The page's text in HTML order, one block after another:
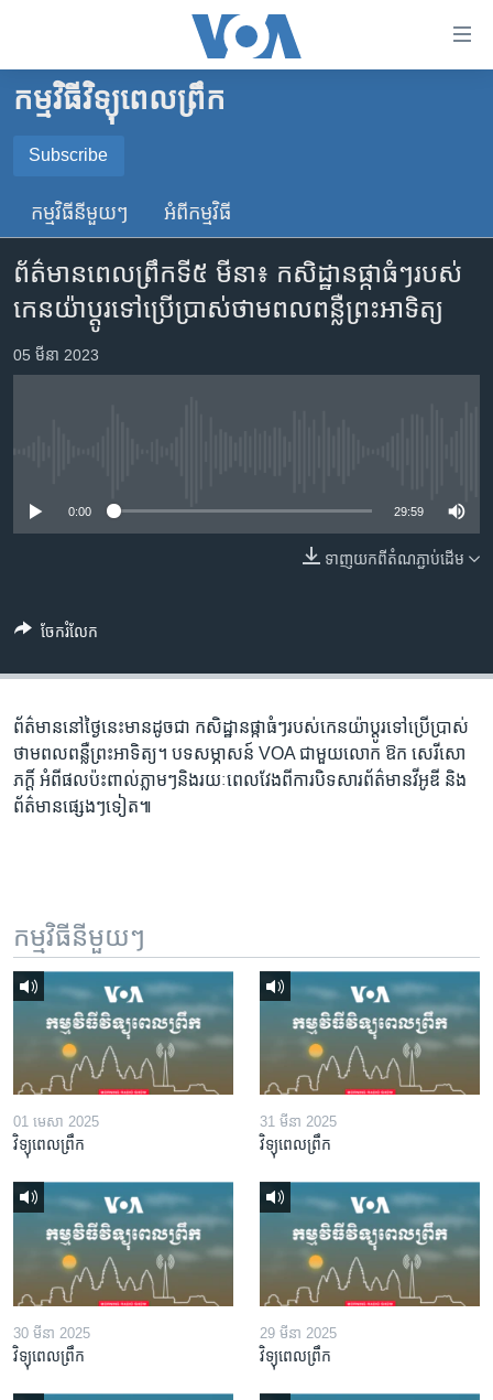
គេហទំព័រ​
ទាក់ទង
រំលង​
ទំព័រ​
ព័ត៌មាន​​
តែ​
រំលង​
សម្ព័ន្ធ​
ទៅ​
ទំព័រ​
រក
កម្ពុជា
អន្តរជាតិ
ចិន
ហេឡូវីអូអេ
កម្ពុជាច្នៃប្រតិដ្ឋ
ព្រឹត្តិការណ៍ព័ត៌មាន
Khmer English
កម្មវិធីវិទ្យុពេលព្រឹក
Subscribe
SUBSCRIBE
YouTube Music
Spotify
កម្មវិធី​នីមួយៗ អំពី​កម្មវិធី​
ព័ត៌មាន​ពេលព្រឹក​ទី៥ មីនា៖ កសិដ្ឋាន​ផ្កា​ធំៗ​របស់​
កេនយ៉ា​ប្តូរ​ទៅ​ប្រើប្រាស់​ថាមពល​ពន្លឺ​ព្រះអាទិត្យ
05 មីនា 2023
0:00 29:59
ទាញ​យក​ពី​តំណភ្ជាប់​ដើម
ចែករំលែក
ព័ត៌មាន​នៅ​ថ្ងៃ​នេះ​មាន​ដូចជា​ កសិដ្ឋាន​ផ្កា​ធំៗ​របស់​កេនយ៉ា​ប្តូរ​ទៅ​ប្រើប្រាស់​
ថាមពល​ពន្លឺ​ព្រះអាទិត្យ។ បទសម្ភាសន៍ VOA ជាមួយ​លោក ឱក សេរីសោ
ភក្ដិ៍​ អំពី​ផល​ប៉ះពាល់​ភ្លាមៗ​និង​រយៈ​ពេល​វែង​ពី​ការ​បិទ​សារព័ត៌មាន​វីអូឌី និង​
ព័ត៌មាន​ផ្សេងៗ​ទៀត៕
កម្មវិធី​នីមួយៗ
01 មេសា 2025
វិទ្យុពេលព្រឹក
31 មីនា 2025
វិទ្យុពេលព្រឹក
30 មីនា 2025
វិទ្យុពេលព្រឹក
29 មីនា 2025
វិទ្យុពេលព្រឹក